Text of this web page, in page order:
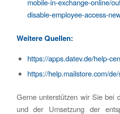
mobile-in-exchange-online/
disable-employee-access-
Weitere Quellen:
https://apps.datev.de/help-
https://help.mailstore.com/
Gerne unterstützen wir Sie bei
und der Umsetzung der